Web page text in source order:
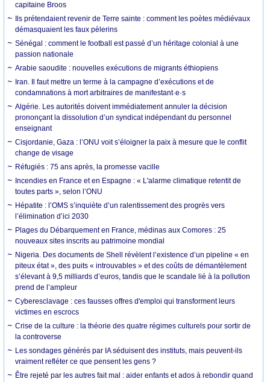
capitaine Broos
Ils prétendaient revenir de Terre sainte : comment les poètes médiévaux
démasquaient les faux pèlerins
Sénégal : comment le football est passé d’un héritage colonial à une
passion nationale
Arabie saoudite : nouvelles exécutions de migrants éthiopiens
Iran. Il faut mettre un terme à la campagne d’exécutions et de
condamnations à mort arbitraires de manifestant·e·s
Algérie. Les autorités doivent immédiatement annuler la décision
prononçant la dissolution d’un syndicat indépendant du personnel
enseignant
Cisjordanie, Gaza : l’ONU voit s’éloigner la paix à mesure que le conflit
change de visage
Réfugiés : 75 ans après, la promesse vacille
Incendies en France et en Espagne : « L'alarme climatique retentit de
toutes parts », selon l’ONU
Hépatite : l’OMS s’inquiète d’un ralentissement des progrès vers
l’élimination d’ici 2030
Plages du Débarquement en France, médinas aux Comores : 25
nouveaux sites inscrits au patrimoine mondial
Nigeria. Des documents de Shell révèlent l’existence d’un pipeline « en
piteux état », des puits « introuvables » et des coûts de démantèlement
s’élevant à 9,5 milliards d’euros, tandis que le scandale lié à la pollution
prend de l’ampleur
Cyberesclavage : ces fausses offres d'emploi qui transforment leurs
victimes en escrocs
Crise de la culture : la théorie des quatre régimes culturels pour sortir de
la controverse
Les sondages générés par IA séduisent des instituts, mais peuvent-ils
vraiment refléter ce que pensent les gens ?
Être rejeté par les autres fait mal : aider enfants et ados à rebondir quand